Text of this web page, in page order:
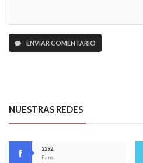
ENVIAR COMENTARIO
NUESTRAS REDES
2292
Fans